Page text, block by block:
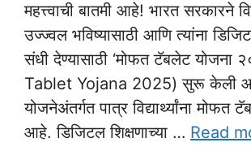
महत्त्वाची बातमी आहे! भारत सरकारने
उज्ज्वल भविष्यासाठी आणि त्यांना
संधी देण्यासाठी ‘मोफत टॅबलेट योजना
Tablet Yojana 2025) सुरू केली
योजनेअंतर्गत पात्र विद्यार्थ्यांना मोफत
आहे. डिजिटल शिक्षणाच्या … Read